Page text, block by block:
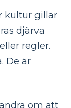
kultur gillar
djärva
regler.
De är
om att